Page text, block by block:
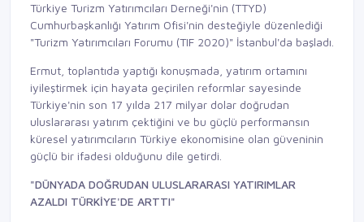
Türkiye Turizm Yatırımcıları Derneği'nin (TTYD)
Cumhurbaşkanlığı Yatırım Ofisi'nin desteğiyle düzenlediği
"Turizm Yatırımcıları Forumu (TIF 2020)" İstanbul'da başladı.
Ermut, toplantıda yaptığı konuşmada, yatırım ortamını
iyileştirmek için hayata geçirilen reformlar sayesinde
Türkiye'nin son 17 yılda 217 milyar dolar doğrudan
uluslararası yatırım çektiğini ve bu güçlü performansın
küresel yatırımcıların Türkiye ekonomisine olan güveninin
güçlü bir ifadesi olduğunu dile getirdi.
"DÜNYADA DOĞRUDAN ULUSLARARASI YATIRIMLAR
AZALDI TÜRKİYE'DE ARTTI"